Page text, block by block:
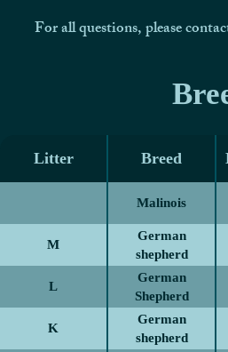
For all questions, please
Litter Breed
Malinois
M
German
shepherd
L
German
Shepherd
K
German
shepherd